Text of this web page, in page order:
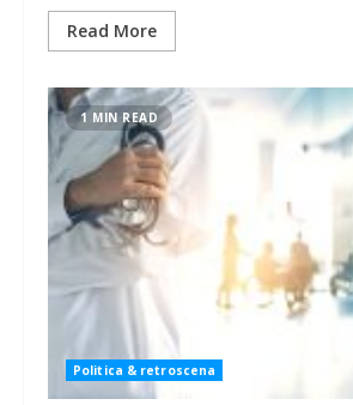
Read More
1 MIN READ
Politica & retroscena